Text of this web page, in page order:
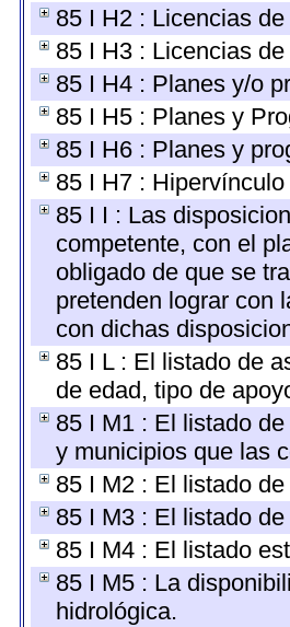
85 I H2 : Licencias
85 I H3 : Licencias
85 I H4 : Planes y/o
85 I H5 : Planes y
85 I H6 : Planes y
85 I H7 :
85 I I : Las
competente, con el
obligado de que se
pretenden lograr con
con dichas
85 I L : El listado de
de edad, tipo de
85 I M1 : El listado
y municipios que las
85 I M2 : El listado
85 I M3 : El listado
85 I M4 : El listado
85 I M5 : La
hidrológica.